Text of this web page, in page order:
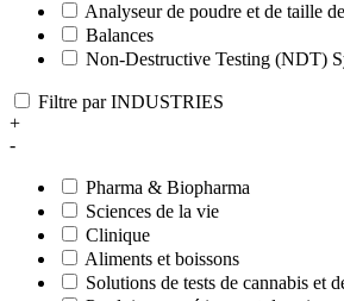
Analyseur de poudre et de taille
Balances
Non-Destructive Testing (NDT)
Filtre par INDUSTRIES
+
-
Pharma & Biopharma
Sciences de la vie
Clinique
Aliments et boissons
Solutions de tests de cannabis et